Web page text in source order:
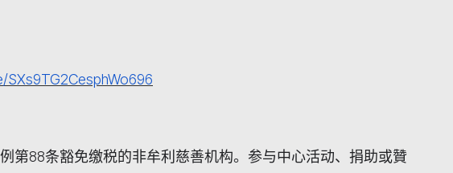
第88条豁免缴税的非牟利慈善机构。参与中心活动、捐助或贊